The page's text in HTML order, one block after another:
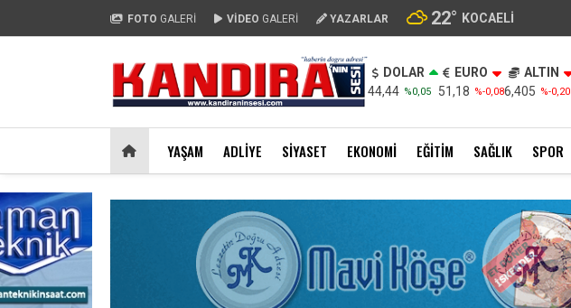
FOTO GALERİ VİDEO GALERİ YAZARLAR 22° KOCAELI
DOLAR
44,44 %0,05
EURO
51,18 %-0,08
ALTIN
6,405 %-0,20
YAŞAM ADLIYE SIYASET EKONOMI EĞITIM SAĞLIK SPOR